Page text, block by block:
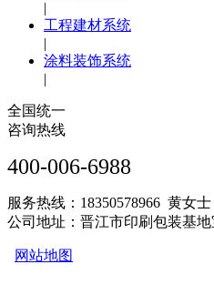
|
工程建材系统
|
涂料装饰系统
|
全国统一
咨询热线
400-006-6988
服务热线：18350578966 黄女士
公司地址：晋江市印刷包装基
网站地图